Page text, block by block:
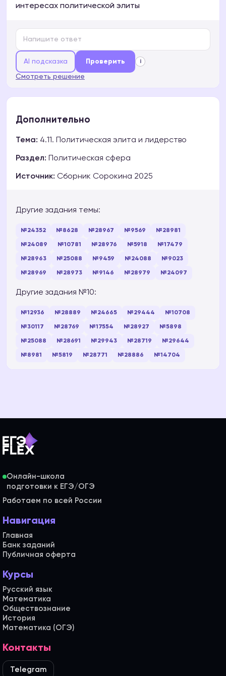
интересах политической элиты
AI подсказка Проверить i
Смотреть решение
Дополнительно
Тема: 4.11. Политическая элита и лидерство
Раздел: Политическая сфера
Источник: Сборник Сорокина 2025
Другие задания темы:
№24352 №8628 №28967 №9569 №28981
№24089 №10781 №28976 №5918 №17479
№28963 №25088 №9459 №24088 №9023
№28969 №28973 №9146 №28979 №24097
Другие задания №10:
№12936 №28889 №24665 №29444 №10708
№30117 №28769 №17554 №28927 №5898
№25088 №28691 №29943 №28719 №29644
№8981 №5819 №28771 №28886 №14704
Онлайн-школа
Работаем по всей России
Навигация
Главная
Банк заданий
Публичная оферта
Курсы
Русский язык
Математика
Обществознание
История
Математика (ОГЭ)
Контакты
Telegram